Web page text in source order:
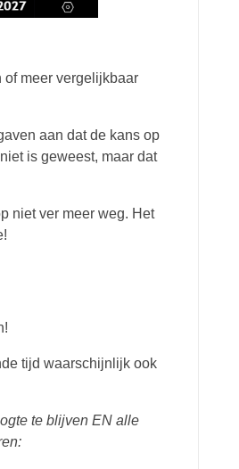
of meer vergelijkbaar
aan dat de kans op
is geweest, maar dat
niet ver meer weg. Het
tijd waarschijnlijk ook
te blijven EN alle